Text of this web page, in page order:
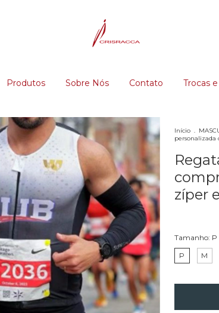
Produtos Sobre Nós Contato Trocas
Início .
personalizada
zíper
Tamanho: P
P
M